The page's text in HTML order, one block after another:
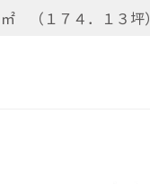
（１７４．１３坪）